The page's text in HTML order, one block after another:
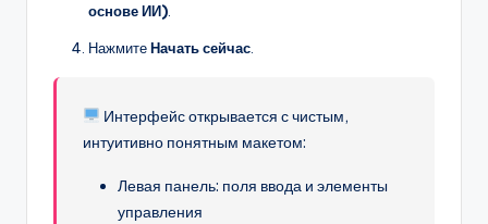
основе ИИ)
НажмитеНачать сейчас
Интерфейс открывается с чистым,
интуитивно понятным макетом:
Левая панель: поля ввода и элементы
управления